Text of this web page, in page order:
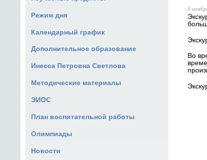
Режим дня
Календарный график
Дополнительное образование
Инесса Петровна Светлова
Методические материалы
ЭИОС
План воспитательной работы
Олимпиады
Новости
6
Во